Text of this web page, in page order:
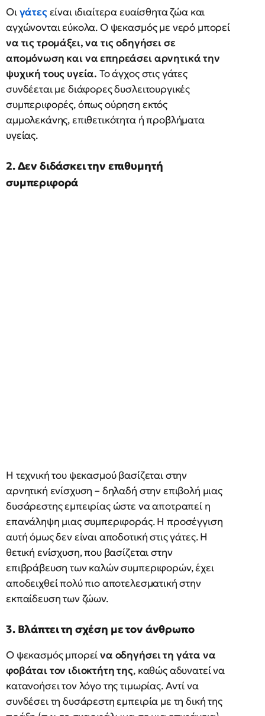
Οιγάτεςείναι ιδιαίτερα ευαίσθητα ζώα και
αγχώνονται εύκολα. Ο ψεκασμός με νερό μπορεί
να τις τρομάξει, να τις οδηγήσει σε
απομόνωση και να επηρεάσει αρνητικά την
ψυχική τους υγεία. Το άγχος στις γάτες
συνδέεται με διάφορες δυσλειτουργικές
συμπεριφορές, όπως ούρηση εκτός
αμμολεκάνης, επιθετικότητα ή προβλήματα
υγείας.
2. Δεν διδάσκει την επιθυμητή
συμπεριφορά
Η τεχνική του ψεκασμού βασίζεται στην
αρνητική ενίσχυση – δηλαδή στην επιβολή μιας
δυσάρεστης εμπειρίας ώστε να αποτραπεί η
επανάληψη μιας συμπεριφοράς. Η προσέγγιση
αυτή όμως δεν είναι αποδοτική στις γάτες. Η
θετική ενίσχυση, που βασίζεται στην
επιβράβευση των καλών συμπεριφορών, έχει
αποδειχθεί πολύ πιο αποτελεσματική στην
εκπαίδευση των ζώων.
3. Βλάπτει τη σχέση με τον άνθρωπο
Ο ψεκασμός μπορείνα οδηγήσει τη γάτα να
φοβάται τον ιδιοκτήτη της, καθώς αδυνατεί να
κατανοήσει τον λόγο της τιμωρίας. Αντί να
συνδέσει τη δυσάρεστη εμπειρία με τη δική της